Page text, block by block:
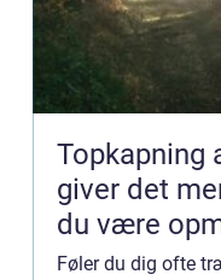
Topkapning
giver det
du være
Føler du dig ofte